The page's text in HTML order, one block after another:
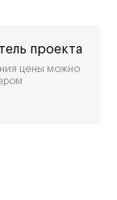
проекта
цены можно